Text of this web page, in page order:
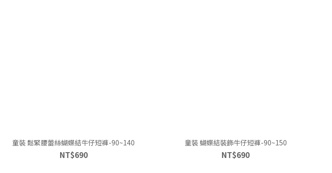
童裝 鬆緊腰蕾絲蝴蝶結牛仔短褲-90~140
NT$690
童裝 蝴蝶結裝飾牛仔短褲-90~150
NT$690